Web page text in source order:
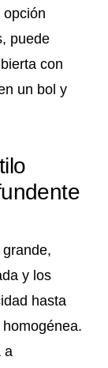
puede
con
un bol y
y los
hasta
a